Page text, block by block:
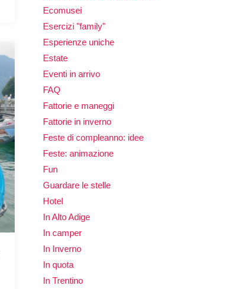
Ecomusei
Esercizi "family"
Esperienze uniche
Estate
Eventi in arrivo
FAQ
Fattorie e maneggi
Fattorie in inverno
Feste di compleanno: idee
Feste: animazione
Fun
Guardare le stelle
Hotel
In Alto Adige
In camper
In Inverno
In quota
In Trentino